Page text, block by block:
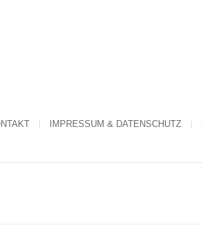
IMPRESSUM & DATENSCHUTZ